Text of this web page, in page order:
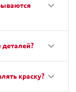
деталей?
краску?